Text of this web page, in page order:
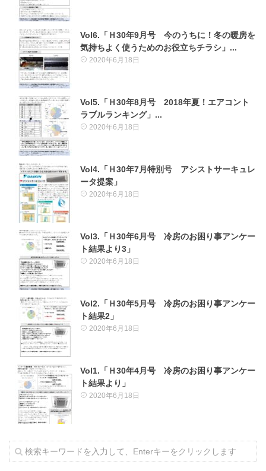
Vol6.「Ｈ30年9月号 今のうちに！冬の暖房を
気持ちよく使うためのお役立ちチラシ」...
2020年6月18日
Vol5.「Ｈ30年8月号 2018年夏！エアコント
ラブルランキング」...
2020年6月18日
Vol4.「Ｈ30年7月特別号 アシストサーキュレ
ータ提案」
2020年6月18日
Vol3.「Ｈ30年6月号 冷房のお困り事アンケー
ト結果より3」
2020年6月18日
Vol2.「Ｈ30年5月号 冷房のお困り事アンケー
ト結果2」
2020年6月18日
Vol1.「Ｈ30年4月号 冷房のお困り事アンケー
ト結果より」
2020年6月18日